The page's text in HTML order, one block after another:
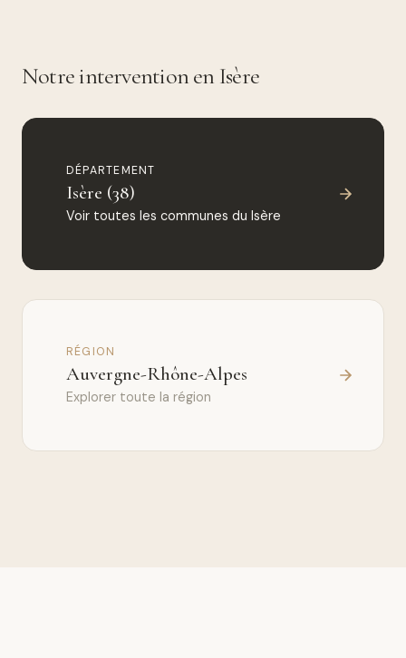
Notre intervention en Isère
DÉPARTEMENT
Isère (38)
Voir toutes les communes du Isère
RÉGION
Auvergne-Rhône-Alpes
Explorer toute la région